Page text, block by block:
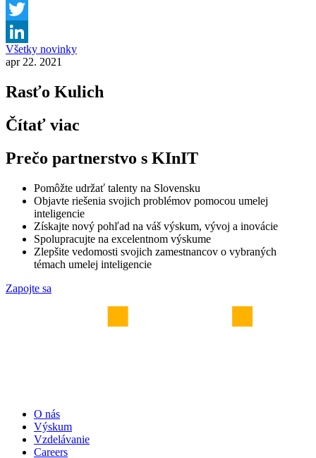
Facebook
Twitter
LinkedIn
Všetky novinky
apr 22. 2021
Rasťo Kulich
Čítať viac
Prečo partnerstvo s KInIT
Pomôžte udržať talenty na Slovensku
Objavte riešenia svojich problémov pomocou umelej
inteligencie
Získajte nový pohľad na váš výskum, vývoj a inovácie
Spolupracujte na excelentnom výskume
Zlepšite vedomosti svojich zamestnancov o vybraných
témach umelej inteligencie
Zapojte sa
O nás
Výskum
Vzdelávanie
Careers